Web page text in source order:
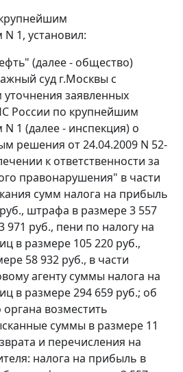
1, установил:
(далее - общество)
суд г.Москвы с
заявленных
России по крупнейшим
1 (далее - инспекция) о
решения от 24.04.2009 N 52-
к ответственности за
правонарушения" в части
сумм налога на прибыль
штрафа в размере 3 557
971 руб., пени по налогу на
в размере 105 220 руб.,
58 932 руб., в части
агенту суммы налога на
в размере 294 659 руб.; об
возместить
суммы в размере 11
и перечисления на
налога на прибыль в